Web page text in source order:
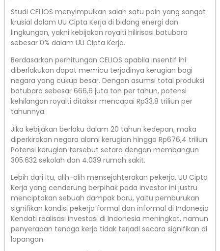
Studi CELIOS menyimpulkan salah satu poin yang sangat
krusial dalam UU Cipta Kerja di bidang energi dan
lingkungan, yakni kebijakan royalti hilirisasi batubara
sebesar 0% dalam UU Cipta Kerja.
Berdasarkan perhitungan CELIOS apabila insentif ini
diberlakukan dapat memicu terjadinya kerugian bagi
negara yang cukup besar. Dengan asumsi total produksi
batubara sebesar 666,6 juta ton per tahun, potensi
kehilangan royalti ditaksir mencapai Rp33,8 triliun per
tahunnya.
Jika kebijakan berlaku dalam 20 tahun kedepan, maka
diperkirakan negara alami kerugian hingga Rp676,4 triliun.
Potensi kerugian tersebut setara dengan membangun
305.632 sekolah dan 4.039 rumah sakit.
Lebih dari itu, alih-alih mensejahterakan pekerja, UU Cipta
Kerja yang cenderung berpihak pada investor ini justru
menciptakan sebuah dampak baru, yaitu pemburukan
signifikan kondisi pekerja formal dan informal di Indonesia
Kendati realisasi investasi di Indonesia meningkat, namun
penyerapan tenaga kerja tidak terjadi secara signifikan di
lapangan.